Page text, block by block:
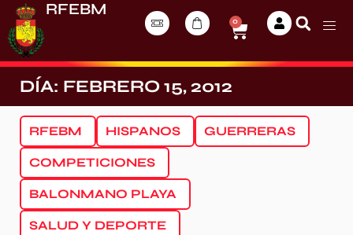
RFEBM
0
DÍA: FEBRERO 15, 2012
RFEBM HISPANOS GUERRERAS
COMPETICIONES
BALONMANO PLAYA
SALUD Y DEPORTE